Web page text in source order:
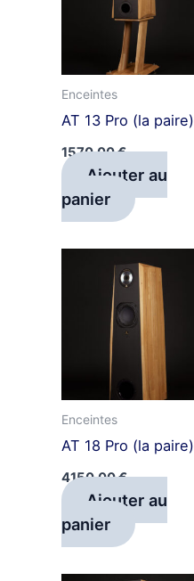
Enceintes
AT 13 Pro (la paire)
1570,00€
Ajouter au
panier
Enceintes
AT 18 Pro (la paire)
4150,00€
Ajouter au
panier